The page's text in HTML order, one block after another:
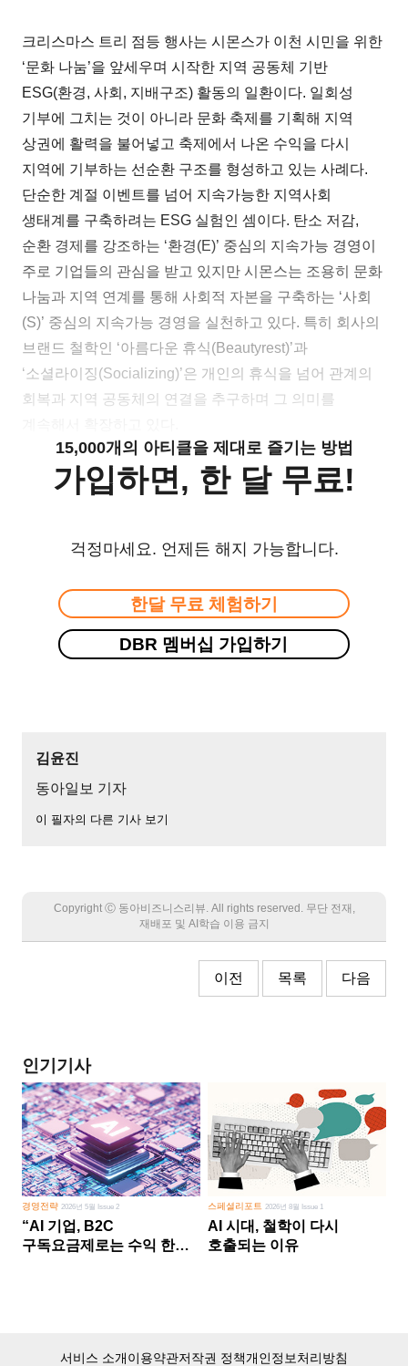
크리스마스 트리 점등 행사는 시몬스가 이천 시민을 위한
‘문화 나눔’을 앞세우며 시작한 지역 공동체 기반
ESG(환경, 사회, 지배구조) 활동의 일환이다. 일회성
기부에 그치는 것이 아니라 문화 축제를 기획해 지역
상권에 활력을 불어넣고 축제에서 나온 수익을 다시
지역에 기부하는 선순환 구조를 형성하고 있는 사례다.
단순한 계절 이벤트를 넘어 지속가능한 지역사회
생태계를 구축하려는 ESG 실험인 셈이다. 탄소 저감,
순환 경제를 강조하는 ‘환경(E)’ 중심의 지속가능 경영이
주로 기업들의 관심을 받고 있지만 시몬스는 조용히 문화
나눔과 지역 연계를 통해 사회적 자본을 구축하는 ‘사회
(S)’ 중심의 지속가능 경영을 실천하고 있다. 특히 회사의
브랜드 철학인 ‘아름다운 휴식(Beautyrest)’과
‘소셜라이징(Socializing)’은 개인의 휴식을 넘어 관계의
회복과 지역 공동체의 연결을 추구하며 그 의미를
15,000개의 아티클을 제대로 즐기는 방법
가입하면, 한 달 무료!
걱정마세요. 언제든 해지 가능합니다.
한달 무료 체험하기
DBR 멤버십 가입하기
김윤진
동아일보 기자
이 필자의 다른 기사 보기
Copyright Ⓒ 동아비즈니스리뷰. All rights reserved. 무단 전재,
재배포 및 AI학습 이용 금지
이전 목록 다음
인기기사
경영전략 2026년 5월 Issue 2
“AI 기업, B2C
구독요금제로는 수익 한계
스페셜리포트 2026년 8월 Issue 1
AI 시대, 철학이 다시
호출되는 이유
서비스 소개이용약관저작권 정책개인정보처리방침